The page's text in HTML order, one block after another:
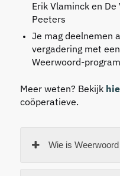
Erik Vlaminck en
Peeters
Je mag deelnemen
vergadering met
Weerwoord-
Meer weten? Bekijk
coöperatieve.
Wie is